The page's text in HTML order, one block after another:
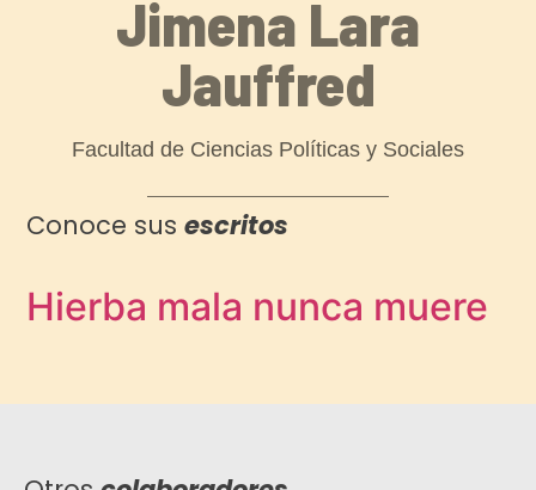
Jimena Lara
Jauffred
Facultad de Ciencias Políticas y Sociales
Conoce susescritos
Hierba mala nunca muere